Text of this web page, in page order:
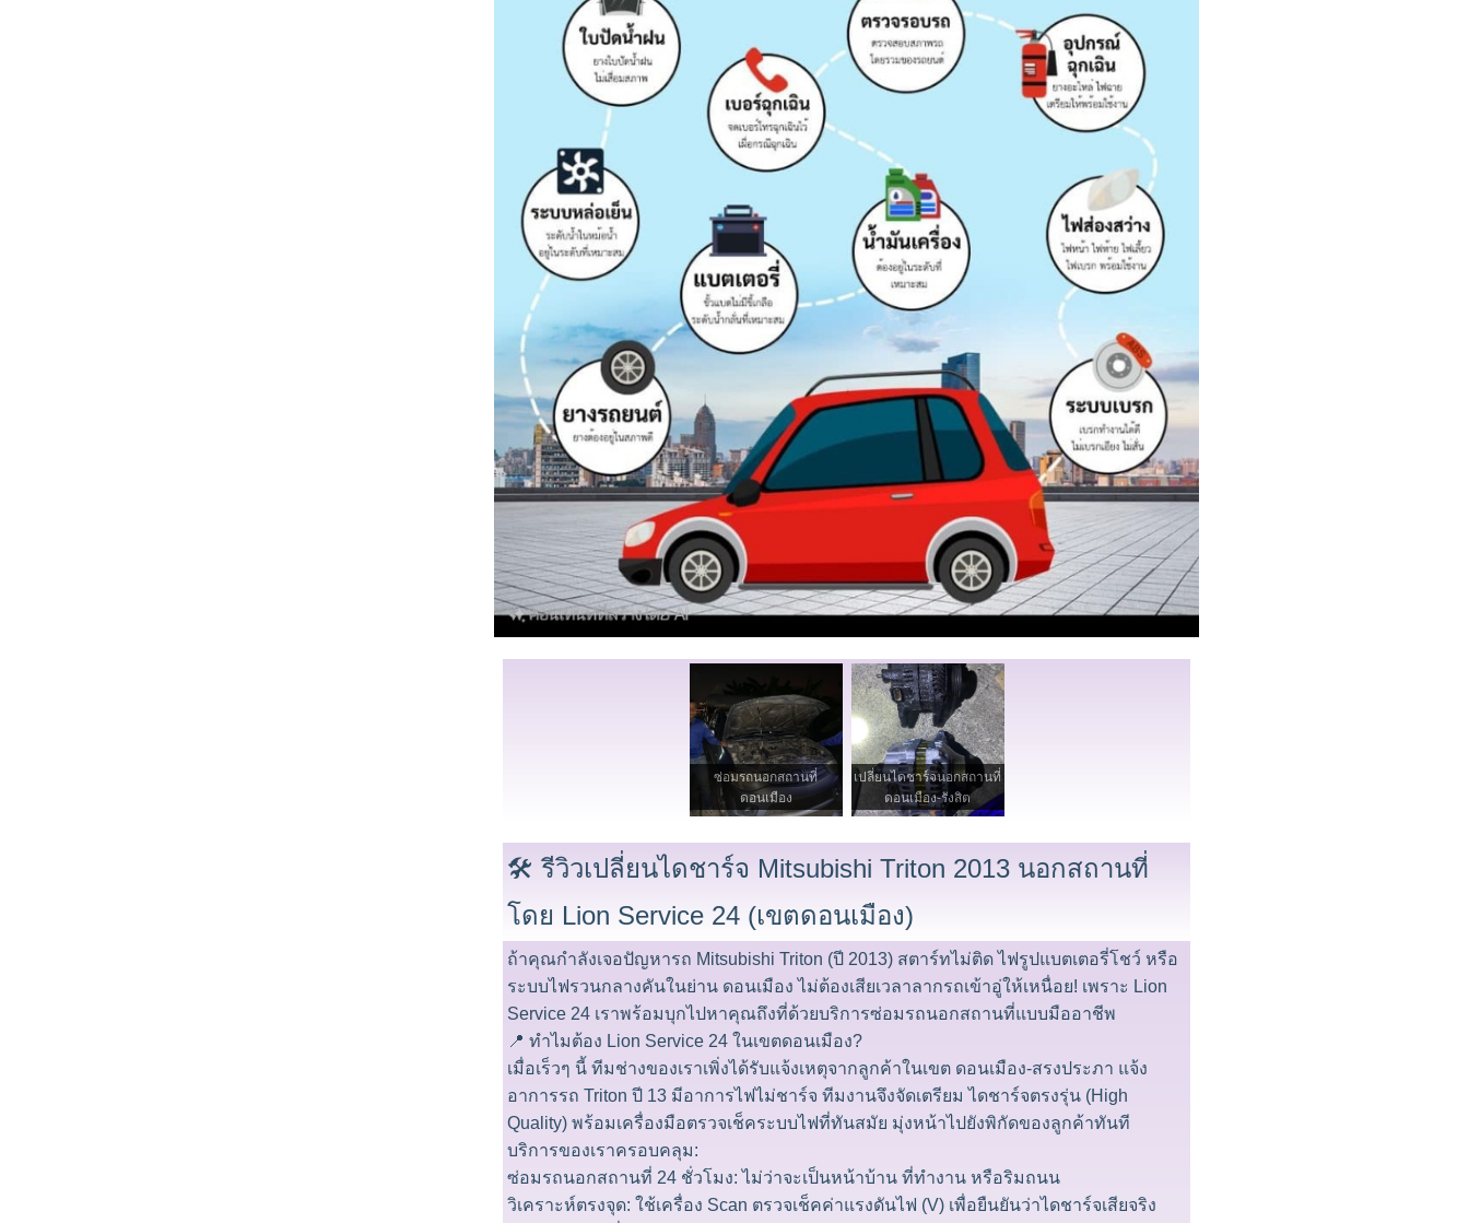
ซ่อมรถนอกสถานที่
ดอนเมือง
เปลี่ยนไดชาร์จนอกสถานที่
ดอนเมือง-รังสิต
​🛠️ รีวิวเปลี่ยนไดชาร์จ Mitsubishi Triton 2013 นอกสถานที่
โดย Lion Service 24 (เขตดอนเมือง)
ถ้าคุณกำลังเจอปัญหารถ Mitsubishi Triton (ปี 2013) สตาร์ทไม่ติด ไฟรูปแบตเตอรี่โชว์ หรือ
ระบบไฟรวนกลางคันในย่าน ดอนเมือง ไม่ต้องเสียเวลาลากรถเข้าอู่ให้เหนื่อย! เพราะ Lion
Service 24 เราพร้อมบุกไปหาคุณถึงที่ด้วยบริการซ่อมรถนอกสถานที่แบบมืออาชีพ
​📍 ทำไมต้อง Lion Service 24 ในเขตดอนเมือง?
​เมื่อเร็วๆ นี้ ทีมช่างของเราเพิ่งได้รับแจ้งเหตุจากลูกค้าในเขต ดอนเมือง-สรงประภา แจ้ง
อาการรถ Triton ปี 13 มีอาการไฟไม่ชาร์จ ทีมงานจึงจัดเตรียม ไดชาร์จตรงรุ่น (High
Quality) พร้อมเครื่องมือตรวจเช็คระบบไฟที่ทันสมัย มุ่งหน้าไปยังพิกัดของลูกค้าทันที
​บริการของเราครอบคลุม:
​ซ่อมรถนอกสถานที่ 24 ชั่วโมง: ไม่ว่าจะเป็นหน้าบ้าน ที่ทำงาน หรือริมถนน
​วิเคราะห์ตรงจุด: ใช้เครื่อง Scan ตรวจเช็คค่าแรงดันไฟ (V) เพื่อยืนยันว่าไดชาร์จเสียจริง